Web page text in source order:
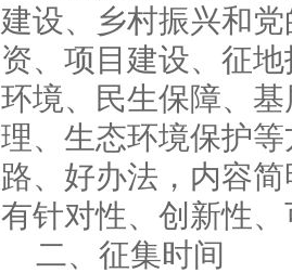
建设、乡村振兴和
资、项目建设、征
环境、民生保障、
理、生态环境保护
路、好办法，内容
有针对性、创新性
二、征集时间